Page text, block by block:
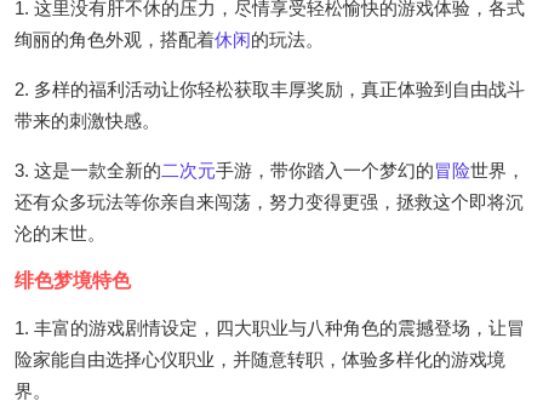
1. 这里没有肝不休的压力，尽情享受轻松愉快的游戏体验，各式
绚丽的角色外观，搭配着休闲的玩法。
2. 多样的福利活动让你轻松获取丰厚奖励，真正体验到自由战斗
带来的刺激快感。
3. 这是一款全新的二次元手游，带你踏入一个梦幻的冒险世界，
还有众多玩法等你亲自来闯荡，努力变得更强，拯救这个即将沉
沦的末世。
绯色梦境特色
1. 丰富的游戏剧情设定，四大职业与八种角色的震撼登场，让冒
险家能自由选择心仪职业，并随意转职，体验多样化的游戏境
界。